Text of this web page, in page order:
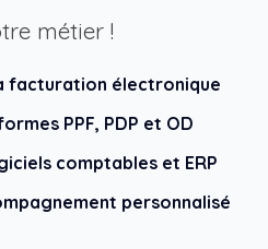
métier !
facturation électronique
PPF, PDP et OD
comptables et ERP
personnalisé